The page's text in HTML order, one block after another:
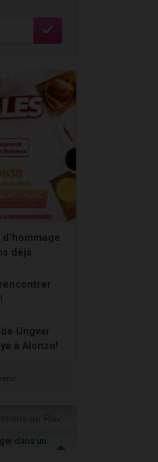
d'hommage
déjà
Ungvar
à Alonzo!
dans un